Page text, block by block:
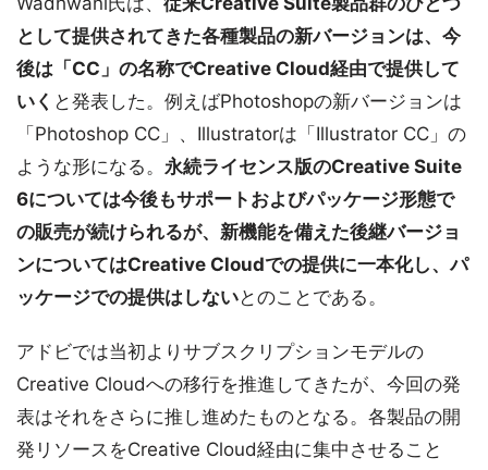
として提供されてきた各種製品の新バージョンは、今
後は「CC」の名称でCreative Cloud経由で提供して
いく と発表した。例えばPhotoshopの新バージョンは
「Photoshop CC」、Illustratorは「Illustrator CC」の
ような形になる。 永続ライセンス版のCreative Suite
6については今後もサポートおよびパッケージ形態で
の販売が続けられるが、新機能を備えた後継バージョ
ンについてはCreative Cloudでの提供に一本化し、パ
ッケージでの提供はしないとのことである。
アドビでは当初よりサブスクリプションモデルの
Creative Cloudへの移行を推進してきたが、今回の発
表はそれをさらに推し進めたものとなる。各製品の開
発リソースをCreative Cloud経由に集中させること